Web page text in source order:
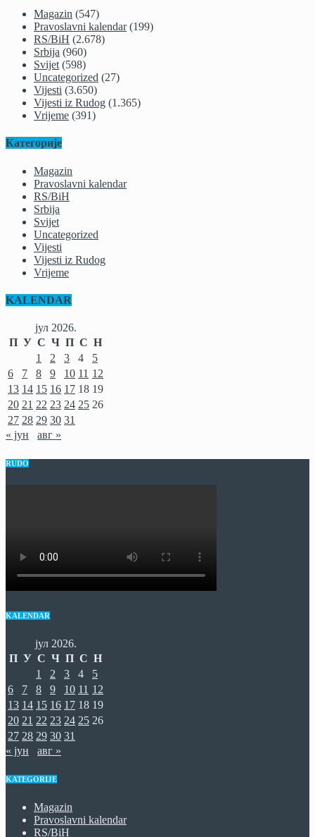
Magazin (547)
Pravoslavni kalendar(199)
RS/BiH (2.678)
Srbija (960)
Svijet (598)
Uncategorized (27)
Vijesti (3.650)
Vijesti iz Rudog (1.365)
Vrijeme (391)
Категорије
Magazin
Pravoslavni kalendar
RS/BiH
Srbija
Svijet
Uncategorized
Vijesti
Vijesti iz Rudog
Vrijeme
KALENDAR
јул 2026.
П У С Ч П С Н
1
2 3 4
5
6
7 8 9 10 11 12
13 14 15 16 17 18 19
20 21 22 23 24 25 26
27 28 29 30 31
« јун
авг »
RUDO
KALENDAR
јул 2026.
П У С Ч П С Н
1
2 3 4
5
6
7 8 9 10 11 12
13 14 15 16 17 18 19
20 21 22 23 24 25 26
27 28 29 30 31
« јун
авг »
KATEGORIJE
Magazin
Pravoslavni kalendar
RS/BiH